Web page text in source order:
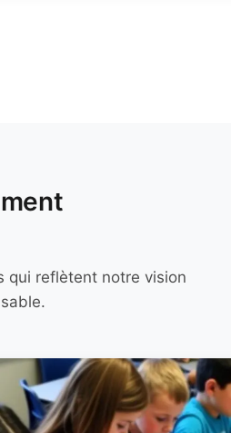
qui reflètent notre vision